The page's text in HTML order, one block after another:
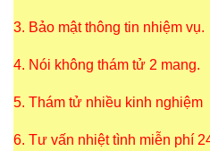
3. Bảo mật thông tin nhiệm vụ.
4. Nói không thám tử 2 mang.
5. Thám tử nhiều kinh nghiệm
6. Tư vấn nhiệt tình miễn phí